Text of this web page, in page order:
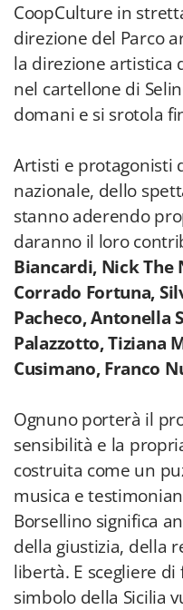
CoopCulture in
direzione del Parco
la direzione artistica
nel cartellone di
domani e si srotola
Artisti e protagonisti
nazionale, dello
stanno aderendo
daranno il loro
Biancardi, Nick The
Corrado Fortuna,
Pacheco, Antonella
Palazzotto, Tiziana
Cusimano, Franco
Ognuno porterà il
sensibilità e la
costruita come un
musica e
Borsellino significa
della giustizia, della
libertà. E scegliere
simbolo della Sicilia